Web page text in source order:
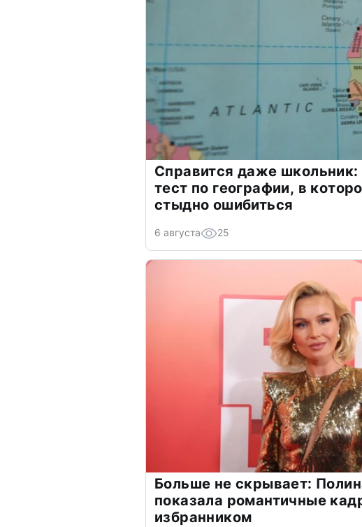
Справится даже школьник:
тест по географии, в
стыдно ошибиться
6 августа 25
Больше не скрывает:
показала романтичные
избранником